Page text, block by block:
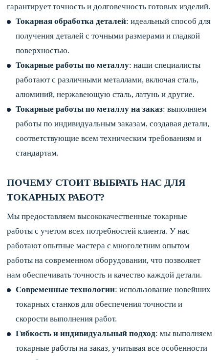
гарантирует точность и долговечность готовых изделий.
Токарная обработка деталей: идеальный способ для
получения деталей с точными размерами и гладкой
поверхностью.
Токарные работы по металлу: наши специалисты
работают с различными металлами, включая сталь,
алюминий, нержавеющую сталь, латунь и другие.
Токарные работы по металлу на заказ: выполняем
работы по индивидуальным заказам, создавая детали,
соответствующие всем техническим требованиям и
стандартам.
ПОЧЕМУ СТОИТ ВЫБРАТЬ НАС ДЛЯ
ТОКАРНЫХ РАБОТ?
Мы предоставляем высококачественные токарные
работы с учетом всех потребностей клиента. У нас
работают опытные мастера с многолетним опытом
работы на современном оборудовании, что позволяет
нам обеспечивать точность и качество каждой детали.
Современные технологии: использование новейших
токарных станков для обеспечения точности и
скорости выполнения работ.
Гибкость и индивидуальный подход: мы выполняем
токарные работы на заказ, учитывая все особенности